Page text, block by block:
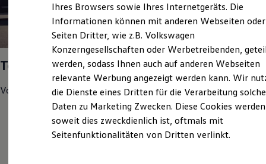
Digitales Bordbuch
Fahrerassistenz- und Sicherheitssysteme
Kontrollleuchten
Kurzfahrprofile und Ölverdünnung
Batterieverordnung
XTL-Dieselkraftstoff
Ersatzteile und Betriebsflüssigkeiten
Original Zubehör und Lifestyle Produkte
myVolkswagen
myVolkswagen Business
Elektrisch & Autonom
Unser Ansatz
Top Service Partner 2025
Volkswagen Nutzfahrzeugehat uns in den Bereichen
Kundenzufriedenheit
Werkstatt-Test
Ihres Browsers sowie Ihres Internetgeräts. Die
Informationen können mit anderen Webseiten oder
Seiten Dritter, wie z.B. Volkswagen
Konzerngesellschaften oder Werbetreibenden,
werden, sodass Ihnen auch auf anderen Webseiten
relevante Werbung angezeigt werden kann. Wir
die Dienste eines Dritten für die Verarbeitung
Daten zu Marketing Zwecken. Diese Cookies
soweit dies zweckdienlich ist, oftmals mit
Seitenfunktionalitäten von Dritten verlinkt.